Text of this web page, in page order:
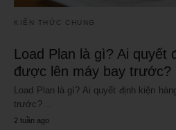
KIẾN THỨC CHUNG
Load Plan là gì? Ai quyết
được lên máy bay trước?
Load Plan là gì? Ai quyết định kiện
trước?…
2 tuần ago